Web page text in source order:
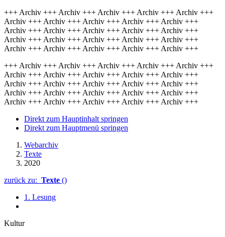
+++ Archiv +++ Archiv +++ Archiv +++ Archiv +++ Archiv +++
Archiv +++ Archiv +++ Archiv +++ Archiv +++ Archiv +++
Archiv +++ Archiv +++ Archiv +++ Archiv +++ Archiv +++
Archiv +++ Archiv +++ Archiv +++ Archiv +++ Archiv +++
Archiv +++ Archiv +++ Archiv +++ Archiv +++ Archiv +++
+++ Archiv +++ Archiv +++ Archiv +++ Archiv +++ Archiv +++
Archiv +++ Archiv +++ Archiv +++ Archiv +++ Archiv +++
Archiv +++ Archiv +++ Archiv +++ Archiv +++ Archiv +++
Archiv +++ Archiv +++ Archiv +++ Archiv +++ Archiv +++
Archiv +++ Archiv +++ Archiv +++ Archiv +++ Archiv +++
Direkt zum Hauptinhalt springen
Direkt zum Hauptmenü springen
Webarchiv
Texte
2020
zurück zu: Texte ()
1. Lesung
Kultur